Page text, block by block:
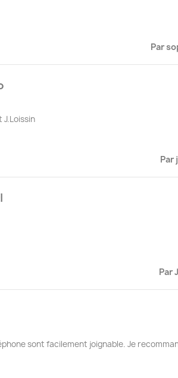
Par
Par
Par
sont facilement joignable. Je